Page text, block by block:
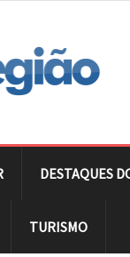
DESTAQUES
TURISMO